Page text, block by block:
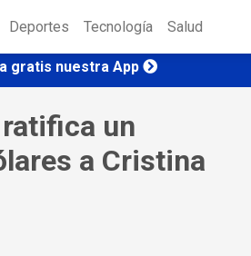
Deportes Tecnología Salud
gratis nuestra App
un
a Cristina